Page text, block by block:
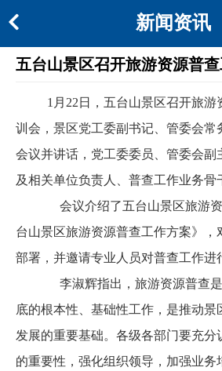
新闻资讯
五台山景区召开旅游资源普
1月22日，五台山景区召开旅游
训会，景区党工委副书记、管委会常
会议并讲话，党工委委员、管委会副
及相关单位负责人、普查工作业务骨
会议介绍了五台山景区旅游
台山景区旅游资源普查工作方案》
，
部署，并邀请专业人员对普查工作进
李淑辉指出，旅游资源普查
底的根本性、基础性工作，是推动景
发展的重要基础。各级各部门要充分
的重要性，强化组织领导，加强业务